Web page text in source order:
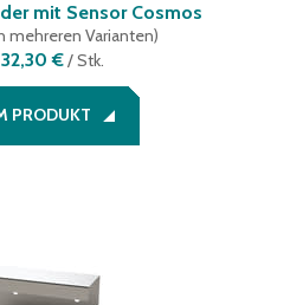
mit Sensor Cosmos
mehreren Varianten)
€/ Stk.
PRODUKT